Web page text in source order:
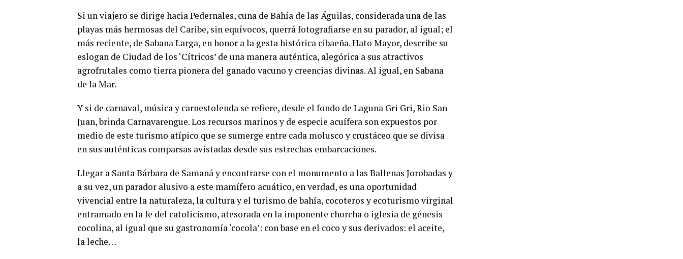
Si un viajero se dirige hacia Pedernales, cuna de Bahía de las Águilas, considerada una de las
playas más hermosas del Caribe, sin equívocos, querrá fotografiarse en su parador, al igual; el
más reciente, de Sabana Larga, en honor a la gesta histórica cibaeña. Hato Mayor, describe su
eslogan de Ciudad de los ‘Cítricos’ de una manera auténtica, alegórica a sus atractivos
agrofrutales como tierra pionera del ganado vacuno y creencias divinas. Al igual, en Sabana
de la Mar.
Y si de carnaval, música y carnestolenda se refiere, desde el fondo de Laguna Gri Gri, Rio San
Juan, brinda Carnavarengue. Los recursos marinos y de especie acuífera son expuestos por
medio de este turismo atípico que se sumerge entre cada molusco y crustáceo que se divisa
en sus auténticas comparsas avistadas desde sus estrechas embarcaciones.
Llegar a Santa Bárbara de Samaná y encontrarse con el monumento a las Ballenas Jorobadas y
a su vez, un parador alusivo a este mamífero acuático, en verdad, es una oportunidad
vivencial entre la naturaleza, la cultura y el turismo de bahía, cocoteros y ecoturismo virginal
entramado en la fe del catolicismo, atesorada en la imponente chorcha o iglesia de génesis
cocolina, al igual que su gastronomía ‘cocola’: con base en el coco y sus derivados: el aceite,
la leche…